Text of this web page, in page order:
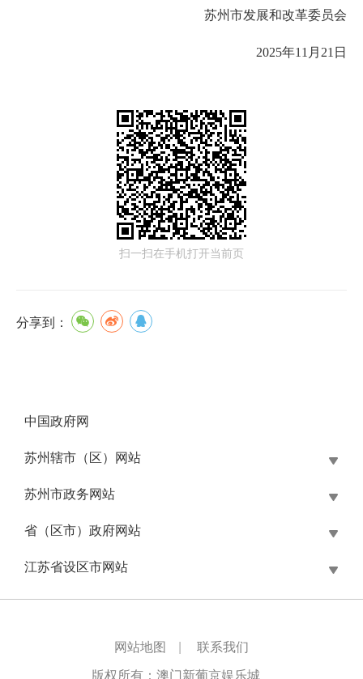
苏州市发展和改革委员会
2025年11月21日
扫一扫在手机打开当前页
分享到：
中国政府网
苏州辖市（区）网站
苏州市政务网站
省（区市）政府网站
江苏省设区市网站
网站地图 联系我们
版权所有：澳门新葡京娱乐城